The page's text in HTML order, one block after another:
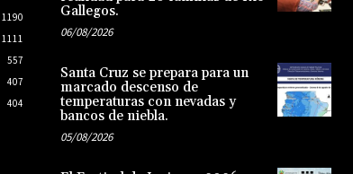
1190
1111
557
407
404
Gallegos.
06/08/2026
Santa Cruz se prepara para un
marcado descenso de
temperaturas con nevadas y
bancos de niebla.
05/08/2026